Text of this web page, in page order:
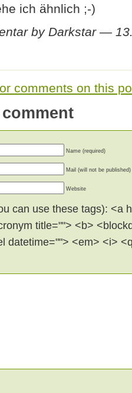
ich ähnlich ;-)
by Darkstar —
comments on this
Name (required)
Mail (will not be published)
Website
can use these tags): <a
title=""> <b>
datetime=""> <em> <i>